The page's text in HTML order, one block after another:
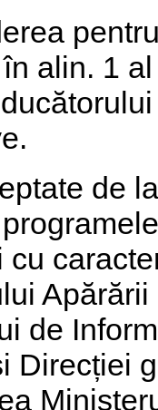
alin. 1
de
cu
de
Direcției